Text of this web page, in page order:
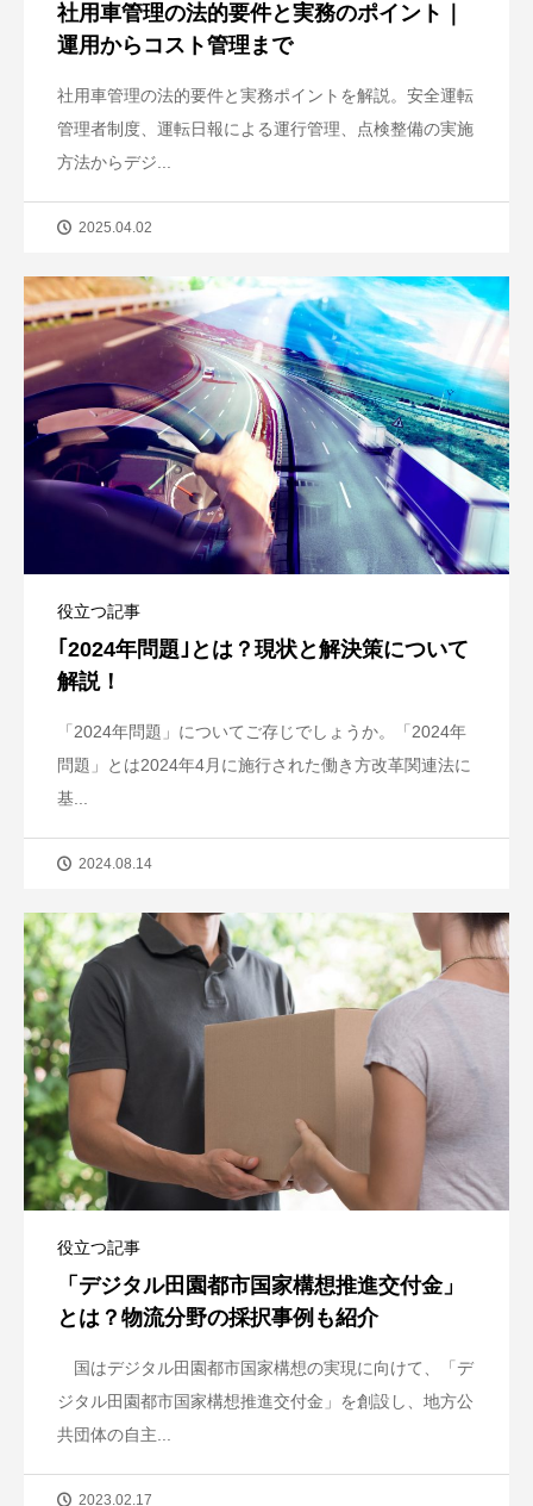
社用車管理の法的要件と実務のポイント｜
運用からコスト管理まで
社用車管理の法的要件と実務ポイントを解説。安全運転
管理者制度、運転日報による運行管理、点検整備の実施
方法からデジ...
2025.04.02
役立つ記事
｢2024年問題｣とは？現状と解決策について
解説！
「2024年問題」についてご存じでしょうか。「2024年
問題」とは2024年4月に施行された働き方改革関連法に
基...
2024.08.14
役立つ記事
「デジタル田園都市国家構想推進交付金」
とは？物流分野の採択事例も紹介
国はデジタル田園都市国家構想の実現に向けて、「デ
ジタル田園都市国家構想推進交付金」を創設し、地方公
共団体の自主...
2023.02.17